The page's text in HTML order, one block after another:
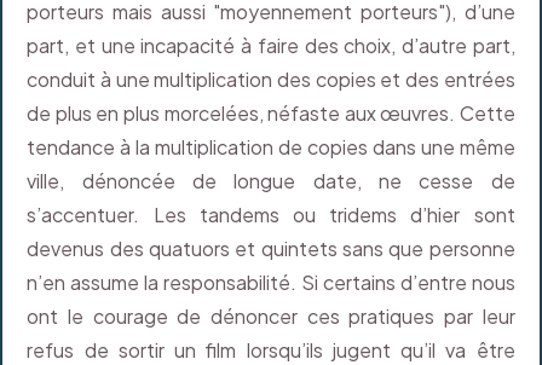
porteurs mais aussi "moyennement porteurs"), d’une
part, et une incapacité à faire des choix, d’autre part,
conduit à une multiplication des copies et des entrées
de plus en plus morcelées, néfaste aux œuvres. Cette
tendance à la multiplication de copies dans une même
ville, dénoncée de longue date, ne cesse de
s’accentuer. Les tandems ou tridems d’hier sont
devenus des quatuors et quintets sans que personne
n’en assume la responsabilité. Si certains d’entre nous
ont le courage de dénoncer ces pratiques par leur
refus de sortir un film lorsqu’ils jugent qu’il va être